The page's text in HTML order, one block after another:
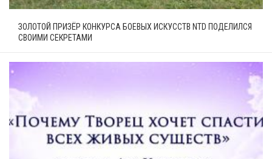
ЗОЛОТОЙ ПРИЗЁР КОНКУРСА БОЕВЫХ ИСКУССТВ NTD ПОДЕЛИЛСЯ
СВОИМИ СЕКРЕТАМИ